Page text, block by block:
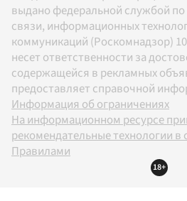
выдано федеральной службой
связи, информационных
коммуникаций (Роскомнадзор)
несет ответственности за
содержащейся в рекламных
предоставляет справочной
Информация об ограничениях
На информационном ресурсе
рекомендательные технологии в
Правилами
18+